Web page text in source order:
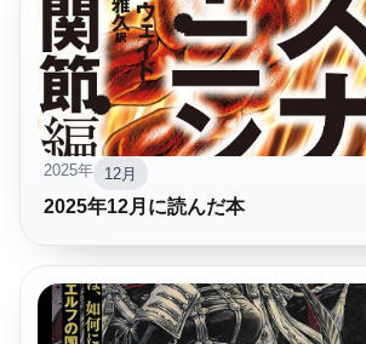
2025年 12月
2025年12月に読んだ本